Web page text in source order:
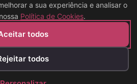
a sua experiência e analisar o
Política de Cookies.
todos
todos